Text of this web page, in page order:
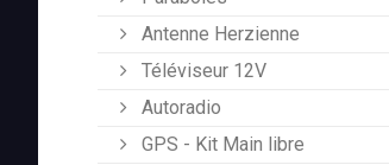
Antenne Herzienne
Téléviseur 12V
Autoradio
GPS - Kit Main libre